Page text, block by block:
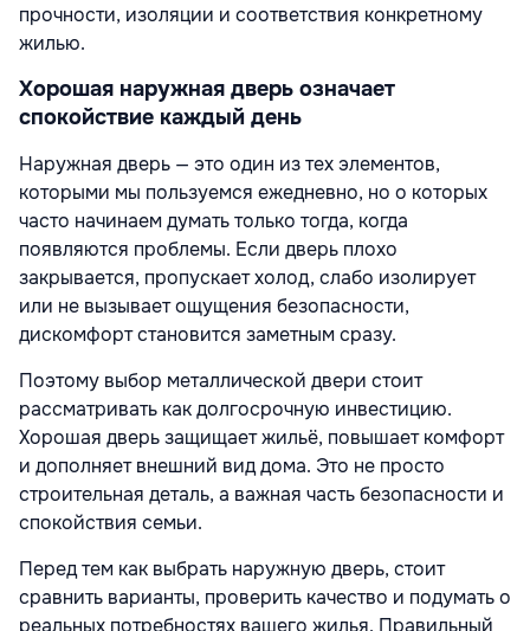
прочности, изоляции и соответствия конкретному
жилью.
Хорошая наружная дверь означает
спокойствие каждый день
Наружная дверь — это один из тех элементов,
которыми мы пользуемся ежедневно, но о которых
часто начинаем думать только тогда, когда
появляются проблемы. Если дверь плохо
закрывается, пропускает холод, слабо изолирует
или не вызывает ощущения безопасности,
дискомфорт становится заметным сразу.
Поэтому выбор металлической двери стоит
рассматривать как долгосрочную инвестицию.
Хорошая дверь защищает жильё, повышает комфорт
и дополняет внешний вид дома. Это не просто
строительная деталь, а важная часть безопасности и
спокойствия семьи.
Перед тем как выбрать наружную дверь, стоит
сравнить варианты, проверить качество и подумать о
реальных потребностях вашего жилья. Правильный